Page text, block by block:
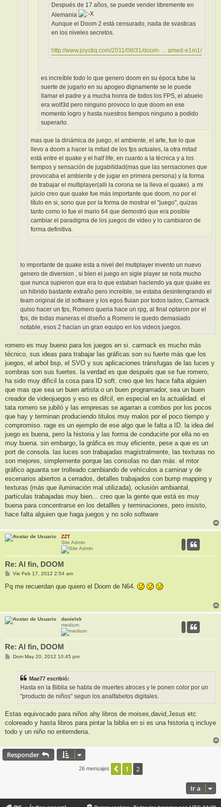
Después de 17 años, se puede vender libremente en
Alemania
Aunque el Doom 2 está censurado, nada de svasticas
en los niveles secretos.
http://www.joystiq.com/2011/08/31/doom- ... amed-e1m1/
es increíble todo lo que genero doom en su época tube la
suerte de jugarlo en su apogeo dignamente se le puede
llamar el padre y a mucha honra de todos los FPS, el abuelo
era wolf3d pero ninguno provoco lo que doom en ese
momento logro y hasta nuestros tiempos ninguno a podido
superarlo.
mas que la dinámica de juego, el ambiente, el arte, fue lo que
llevo a doom a hacer la mitad de los fps actuales, la otra mitad
está entre el quake y el half life, en cuanto a la técnica y a los
tiempos y sensación de jugabilidad(mas que las sensaciones que
provocaba el ambiente y de jugar en primera persona) y la forma
de trabajar el multiplayer(alli la corona se la lleva el quake). a mi
juicio creo que quake fue más importante que doom, no por el
título en si, sono que por la forma de mostrar el "juego", quizas
tanto como lo fue el mario 64 que demostró que era posible
cambiar el paradigma de los juegos de video y lo cambiaron de
forma definitiva.
lo importante de quake esta a nivel del mutiplayer invento un nuevo
genero de diversion , si bien el juego en sigle player se nota mucho
que nunca supieron que era lo que estaban haciendo ya que quake es
un hibrido bastante extraño pero increible, se estaba desintengrando el
team original de id software y los egos fluian por todos lados, Carmack
quiso hacer un fps, Romero queria hace un rpg, al final optaron por el
fps, de todas maneras el diseño a Romero le quedo demasiado
notable, esos 2 hacian un gran equipo en los videos juegos.
romero es muy bueno para los juegos en si. carmack es mucho más
técnico, sus ideas para trabajar las gráficas son su fuerte más que los
juegos, el arbol bsp, el SVO y sus aplicaciones tránsfugas de las luces y
sombras son sus fuertes. la verdad es que después que se fue romero,
ha sido muy dificil la cosa para ID soft. creo que les hace falta alguien
que mas que sea un buen artista o un buen programador, sea un buen
creador de videojuegos y eso es difcil, en especial en la actualidad. el
tata romero se jubiló y las empresas se agarran a combos por los pocos
que hay y terminan produciendo titulos muy malos por el poco tiempo y
compromiso. rage es un ejemplo de ese algo que le falta a ID. la idea del
juego es buena, pero la historia y las forma de conducirte por ella no es
muy buena. sin embargo, la gráfica es muy eficiente, pese a que es un
port de consola. las luces son trabajadas magistralmente, las texturas no
son mejores, simplemente porque las consolas no dan más. el mtor
gráfico aguanta ser trolleado cambiando de vehículos a caminar y de
escenarios abiertos a cerrados, detalles trabajados con bump mapping y
texturas (más que iluminación mal utilizada), oclusión ambiantal,
particulas trabajadas muy bien... creo que la gente que está es muy
buena para concentrarse en los detallles y terminaciones, pero insisto,
hace falta alguien que haga juegos y no solo software
ZZT
Site Admin
Re: Al fin, DOOM
M
n
s
Vie Feb 17, 2012 2:54 am
Pq me recuerdan que quiero el Doom de N64.
danielsk
medium
Re: Al fin, DOOM
MDom May 20, 2012 10:45 pm
Mae77 escribió:
Hasta en la Biblia se habla de muertes atroces y le ponen color por un
"producto de niños" segun los analfabetos digitales.
Estas equivocado para niños ahy libros de moises,david,Jesus etc
coloreado y hasta libros para pintar la biblia en si es una historia q incluye
todo y un niño no entemderia.
Responder
26 mensajes Anterior
1 2
Ir a